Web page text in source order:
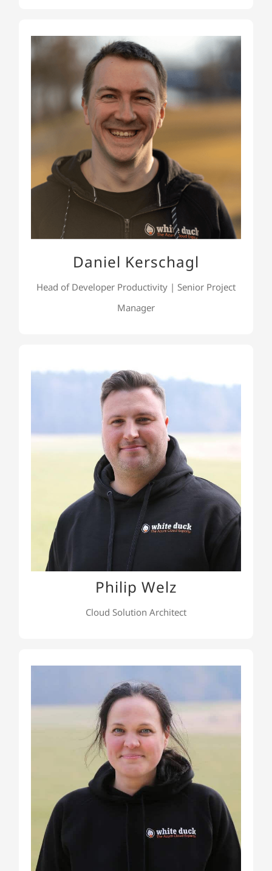
Daniel Kerschagl
Head of Developer Productivity | Senior Project
Manager
Daniel Kerschagl
Daniel ist unser Head of Developer Productivity.
Als Senior Project Manager betreut er außerdem
unsere Kunden, hält eine Vorlesung an der TH
Rosenheim und engagiert sich als IHK-Prüfer.
Philip Welz
Cloud Solution Architect
Philip Welz
Philip ist unser Cloud Solution Architect. Als
zertifizierter Kubernetes-Experte (CKA &CKAD),
Azure MVP und GitLab Hero liegt sein Fokus auf
Kubernetes, CI/CD, GitOps und Infrastructure-as-
Code. Philip ist regelmäßig auf Konferenzen &
Meetups sowie auf Community-Veranstaltungen
zu finden.
Valentina Hermann
Valentina ist WD Test Managerin & Platform
Engineer mit mehr als 12 Jahren Berufserfahrung
und Mitarbeit in (inter)nationalen Projekten. Sie
ist die ISTQB® zertifizierte Testerin (Advanced
Level Technical Test Analyst). Zu ihren Aufgaben
in Projekten zählen funktionale, nichtfunktionale